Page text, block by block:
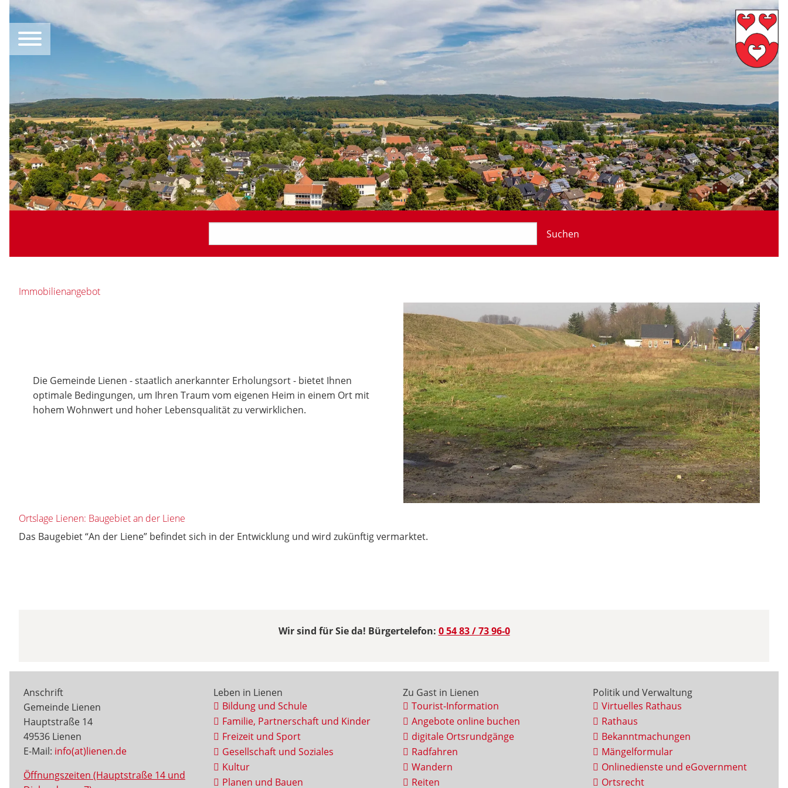
Suchen
Immobilienangebot
Die Gemeinde Lienen - staatlich anerkannter Erholungsort - bietet Ihnen
optimale Bedingungen, um Ihren Traum vom eigenen Heim in einem Ort mit
hohem Wohnwert und hoher Lebensqualität zu verwirklichen.
Ortslage Lienen: Baugebiet an der Liene
Das Baugebiet “An der Liene” befindet sich in der Entwicklung und wird zukünftig vermarktet.
Wir sind für Sie da! Bürgertelefon: 0 54 83 / 73 96-0
Anschrift
Gemeinde Lienen
Hauptstraße 14
49536 Lienen
E-Mail: info(at)lienen.de
Öffnungszeiten (Hauptstraße 14 und
Leben in Lienen
Bildung und Schule
Familie, Partnerschaft und Kinder
Freizeit und Sport
Gesellschaft und Soziales
Kultur
Planen und Bauen
Zu Gast in Lienen
Tourist-Information
Angebote online buchen
digitale Ortsrundgänge
Radfahren
Wandern
Reiten
Politik und Verwaltung
Virtuelles Rathaus
Rathaus
Bekanntmachungen
Mängelformular
Onlinedienste und eGovernment
Ortsrecht